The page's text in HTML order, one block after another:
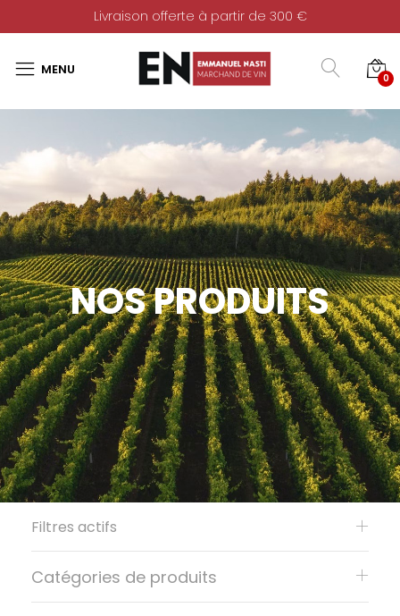
Livraison offerte à partir de 300 €
0
NOS PRODUITS
Filtres actifs
Catégories de produits